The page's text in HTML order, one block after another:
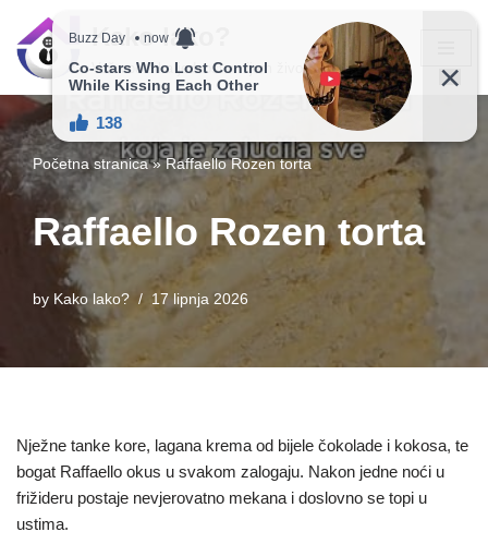
Skip
content
Kako lako?
Vaš vodič ka jednostavnijem životu!
Početna stranica»Raffaello Rozen torta
Raffaello Rozen torta
by Kako lako? 17 lipnja 2026
Nježne tanke kore, lagana krema od bijele čokolade i kokosa, te
bogat Raffaello okus u svakom zalogaju. Nakon jedne noći u
frižideru postaje nevjerovatno mekana i doslovno se topi u
ustima.